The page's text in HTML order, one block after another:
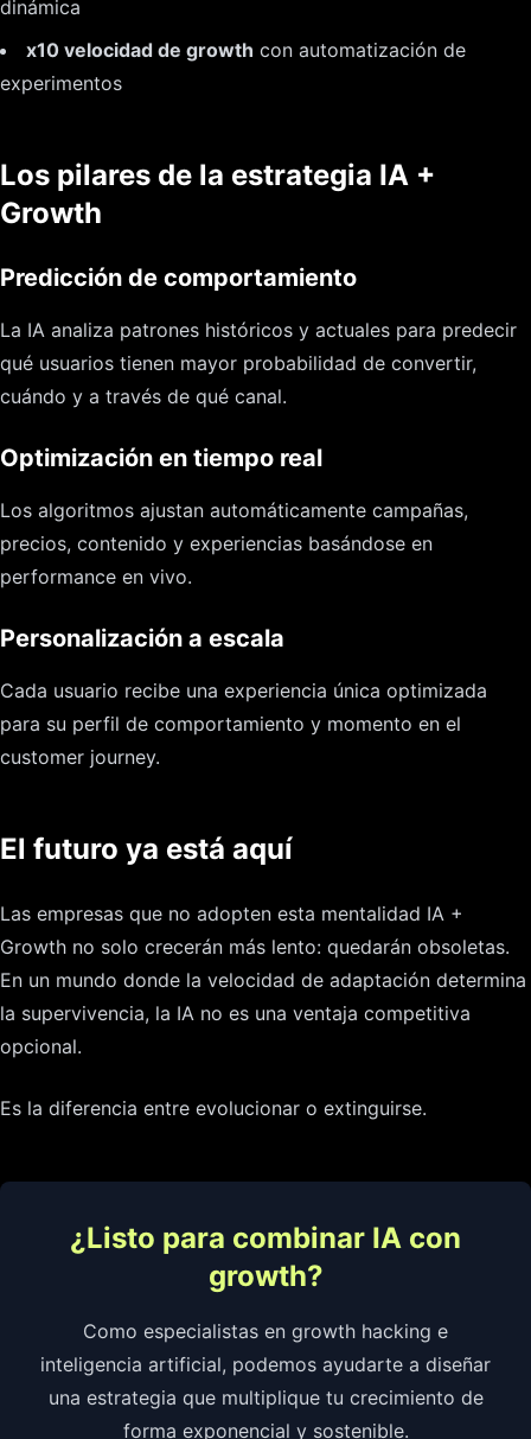
dinámica
x10 velocidad de growth con automatización de
experimentos
Los pilares de la estrategia IA +
Growth
Predicción de comportamiento
La IA analiza patrones históricos y actuales para predecir
qué usuarios tienen mayor probabilidad de convertir,
cuándo y a través de qué canal.
Optimización en tiempo real
Los algoritmos ajustan automáticamente campañas,
precios, contenido y experiencias basándose en
performance en vivo.
Personalización a escala
Cada usuario recibe una experiencia única optimizada
para su perfil de comportamiento y momento en el
customer journey.
El futuro ya está aquí
Las empresas que no adopten esta mentalidad IA +
Growth no solo crecerán más lento: quedarán obsoletas.
En un mundo donde la velocidad de adaptación determina
la supervivencia, la IA no es una ventaja competitiva
opcional.
Es la diferencia entre evolucionar o extinguirse.
¿Listo para combinar IA con
growth?
Como especialistas en growth hacking e
inteligencia artificial, podemos ayudarte a diseñar
una estrategia que multiplique tu crecimiento de
forma exponencial y sostenible.